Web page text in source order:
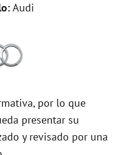
Audi
por lo que
presentar su
y revisado por una